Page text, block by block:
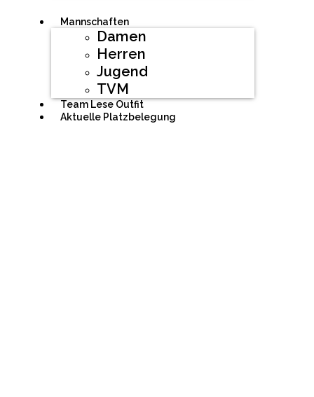
Mannschaften
Damen
Herren
Jugend
TVM
Team Lese Outfit
Aktuelle Platzbelegung